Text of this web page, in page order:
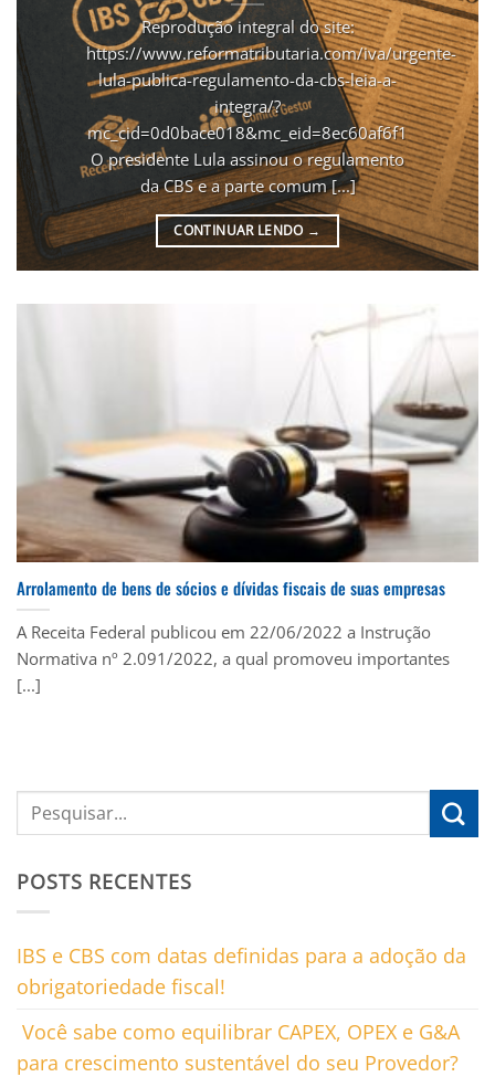
Reprodução integral do site:
https://www.reformatributaria.com/iva/urgente-
lula-publica-regulamento-da-cbs-leia-a-
integra/?
mc_cid=0d0bace018&mc_eid=8ec60af6f1
O presidente Lula assinou o regulamento
da CBS e a parte comum [...]
CONTINUAR LENDO →
Arrolamento de bens de sócios e dívidas fiscais de suas empresas
A Receita Federal publicou em 22/06/2022 a Instrução
Normativa nº 2.091/2022, a qual promoveu importantes
[...]
POSTS RECENTES
IBS e CBS com datas definidas para a adoção da
obrigatoriedade fiscal!
Você sabe como equilibrar CAPEX, OPEX e G&A
para crescimento sustentável do seu Provedor?